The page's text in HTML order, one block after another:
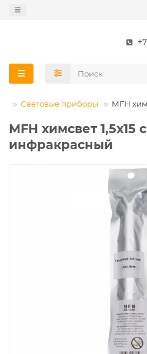
Световые приборы MFH
MFH химсвет 1,5х15
инфракрасный